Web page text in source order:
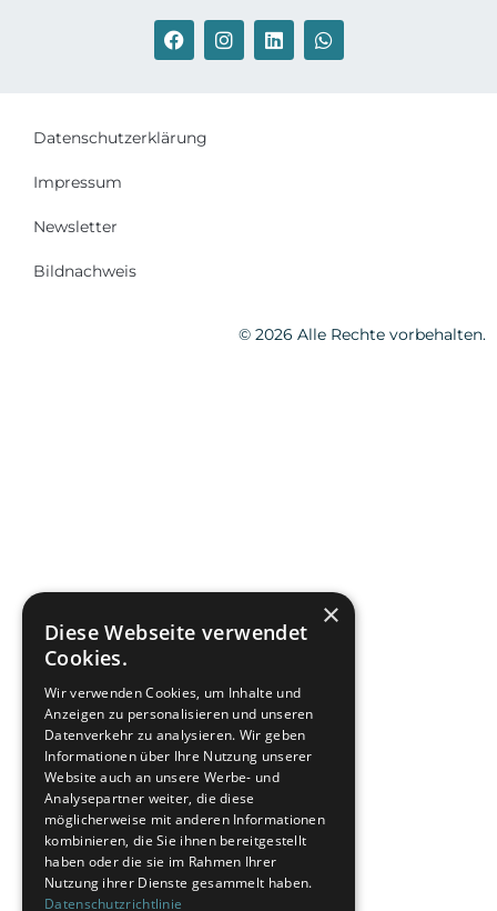
Datenschutzerklärung
Impressum
Newsletter
Bildnachweis
© 2026 Alle Rechte vorbehalten.
×
Diese Webseite verwendet
Cookies.
Wir verwenden Cookies, um Inhalte und
Anzeigen zu personalisieren und unseren
Datenverkehr zu analysieren. Wir geben
Informationen über Ihre Nutzung unserer
Website auch an unsere Werbe- und
Analysepartner weiter, die diese
möglicherweise mit anderen Informationen
kombinieren, die Sie ihnen bereitgestellt
haben oder die sie im Rahmen Ihrer
Nutzung ihrer Dienste gesammelt haben.
Datenschutzrichtlinie